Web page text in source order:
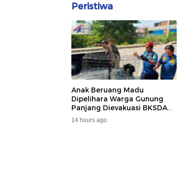
Peristiwa
Anak Beruang Madu
Dipelihara Warga Gunung
Panjang Dievakuasi BKSDA
Dan DAMKAR
14 hours ago